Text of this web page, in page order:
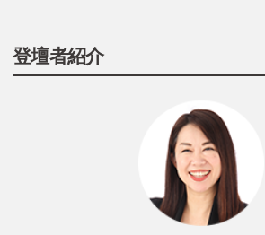
登壇者紹介